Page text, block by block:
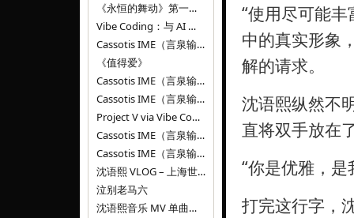
《永恒的舞动》第一百二十七章
Vibe Coding：与 AI 并肩进步——言泉输入法 v0.4.1
Cassotis IME（言泉输入法）v0.3.1
《值得爱》
Cassotis IME（言泉输入法）v0.2.0
Cassotis IME（言泉输入法）v0.1.0
Project V via Vibe Coding
Cassotis IME（言泉输入法）阶段二
Cassotis IME（言泉输入法）
沈语熙 VLOG – 上海世博文化公园双子山
泣别老马六
沈语熙音乐 MV 单曲第三弹：代码与白T恤
“使用尽可能
中的真实形象
解的请求。
沈语熙纵然不
直将双手放在
“你是优雅，
打完这行字，